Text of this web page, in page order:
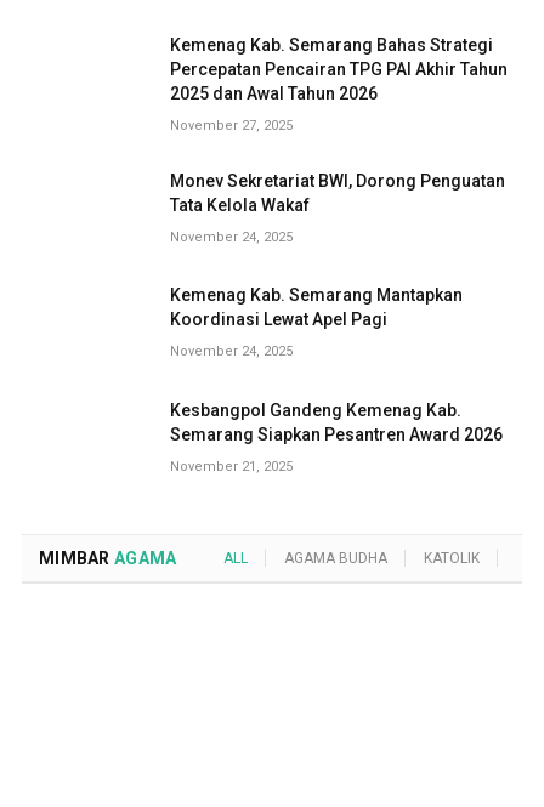
Kemenag Kab. Semarang Bahas Strategi
Percepatan Pencairan TPG PAI Akhir Tahun
2025 dan Awal Tahun 2026
November 27, 2025
Monev Sekretariat BWI, Dorong Penguatan
Tata Kelola Wakaf
November 24, 2025
Kemenag Kab. Semarang Mantapkan
Koordinasi Lewat Apel Pagi
November 24, 2025
Kesbangpol Gandeng Kemenag Kab.
Semarang Siapkan Pesantren Award 2026
November 21, 2025
MIMBAR AGAMA ALL AGAMA BUDHA KATOLIK